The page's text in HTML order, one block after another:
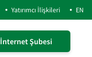
Yatırımcı İlişkileri EN
İnternet Şubesi